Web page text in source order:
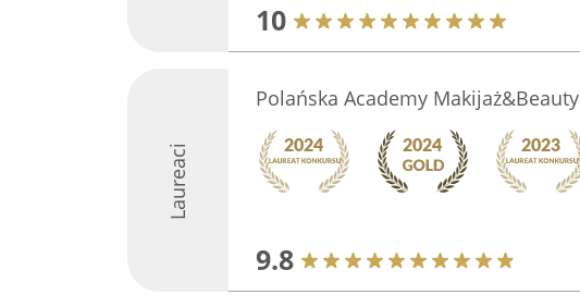
10
Laureaci
Polańska Academy Makijaż&Beauty
9.8